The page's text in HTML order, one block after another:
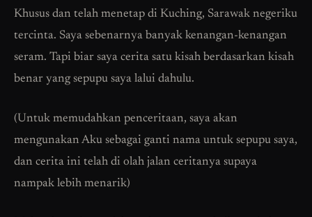
Khusus dan telah menetap di Kuching, Sarawak negeriku
tercinta. Saya sebenarnya banyak kenangan-kenangan
seram. Tapi biar saya cerita satu kisah berdasarkan kisah
benar yang sepupu saya lalui dahulu.
(Untuk memudahkan penceritaan, saya akan
mengunakan Aku sebagai ganti nama untuk sepupu saya,
dan cerita ini telah di olah jalan ceritanya supaya
nampak lebih menarik)